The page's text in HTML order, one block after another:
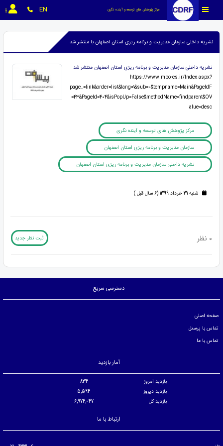
مرکز پژوهش های توسعه و آینده نگری EN
نشریه داخلی سازمان مدیریت و برنامه ریزی استان اصفهان با منتشر شد
نشريه داخلي سازمان مديريت و برنامه ريزي استان اصفهان منتشر شد
https://www.mpo-es.ir/Index.aspx?
page_=link&order=list&lang=1&sub=0&tempname=Main&PageIdF
=43&PageId=404&isPopUp=False&methodName=findparent&OV
alue=desc
مرکز پژوهش های توسعه و آینده نگری
سازمان مدیریت و برنامه ریزی استان اصفهان
نشریه داخلی سازمان مدیریت و برنامه ریزی استان اصفهان
شنبه 31 خرداد 1399 (6 سال قبل )
0 نظر ثبت نظر جدید
دسترسی سریع
صفحه اصلی
تماس با پرسنل
تماس با ما
آمار بازدید
بازدید امروز
834
بازدید دیروز
5,594
بازدید کل
6,974,047
ارتباط با ما